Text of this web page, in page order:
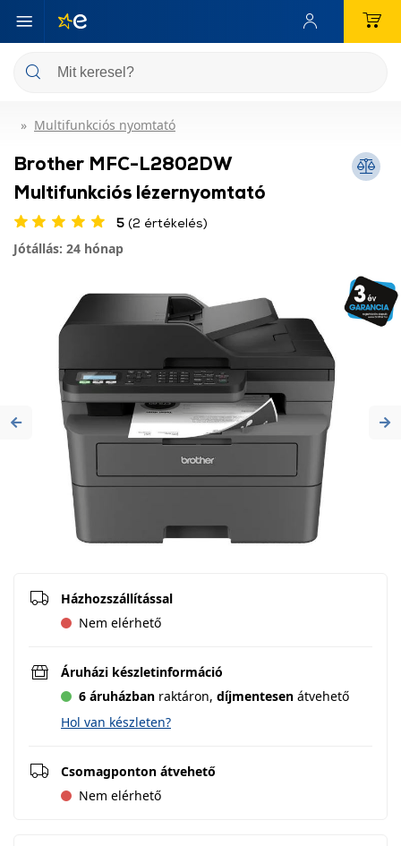
Multifunkciós nyomtató
Brother MFC-L2802DW
Multifunkciós lézernyomtató
5 (2 értékelés)
Jótállás: 24 hónap
Previous
Házhozszállítással
Nem elérhető
Áruházi készletinformáció
6 áruházban raktáron, díjmentesen átvehető
Hol van készleten?
Csomagponton átvehető
Nem elérhető